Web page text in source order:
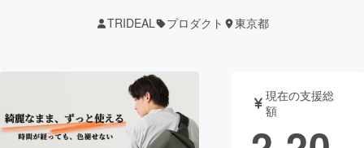
テクノロジー・ガジェット
TRIDEAL プロダクト 東京都
現在の支援総
額